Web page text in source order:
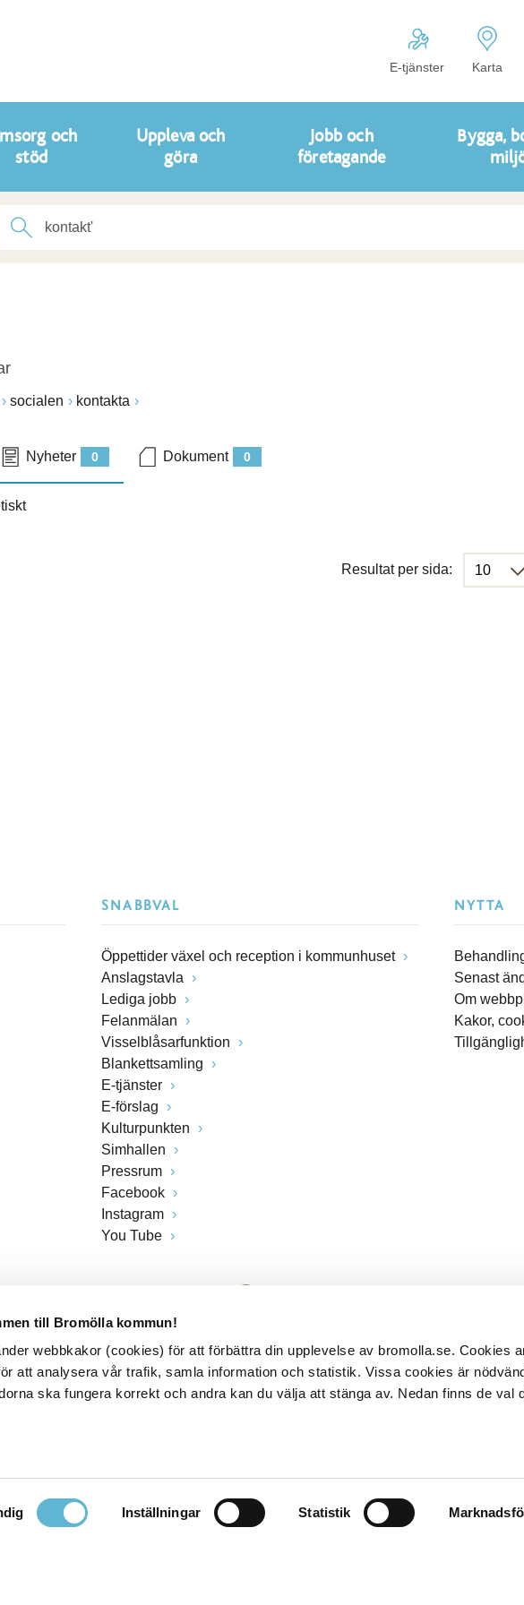
till Bromölla kommun!
webbkakor (cookies) för att förbättra din upplevelse av bromolla.se. Cookies
att analysera vår trafik, samla information och statistik. Vissa cookies är
ska fungera korrekt och andra kan du välja att stänga av. Nedan finns de val
Inställningar Statistik
E-tjänster Karta
och
stöd
Uppleva och
göra
Jobb och
företagande
Bygga,
socialen kontakta
0
Nyheter 0
Dokument
Resultat per sida:
SNABBVAL
Öppettider växel och reception i kommunhuset
Anslagstavla
Lediga jobb
Felanmälan
Visselblåsarfunktion
Blankettsamling
E-tjänster
E-förslag
Kulturpunkten
Simhallen
Pressrum
Facebook
Instagram
You Tube
NYTTA
Senast
Om
Kakor,